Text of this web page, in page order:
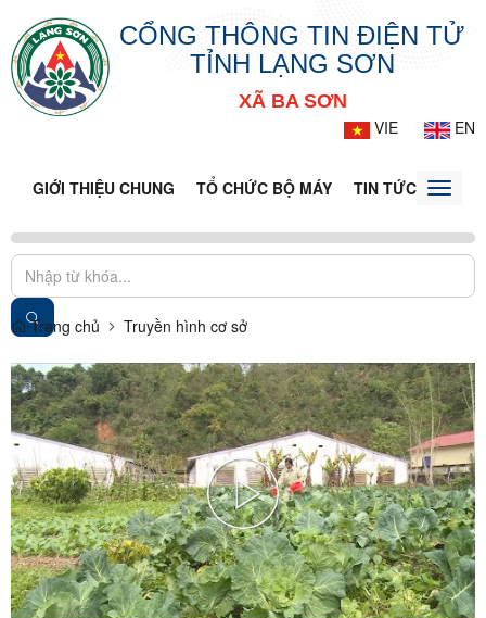
CỔNG THÔNG TIN ĐIỆN TỬ
TỈNH LẠNG SƠN
XÃ BA SƠN
VIE
EN
GIỚI THIỆU CHUNG TỔ CHỨC BỘ MÁY TIN TỨC - SỰToggle
Trang chủ Truyền hình cơ sở
Play
Video